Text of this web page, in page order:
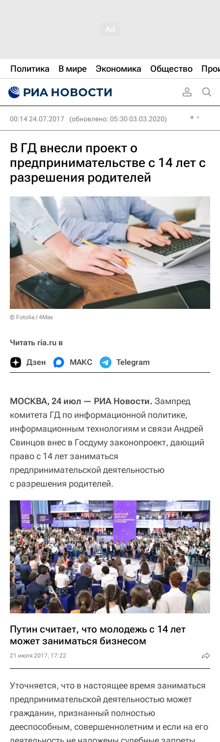
Политика В мире Экономика Общество
00:14 24.07.2017 (обновлено: 05:30 03.03.2020)
В ГД внесли проект о
предпринимательстве с 14 лет с
разрешения родителей
© Fotolia / 4Max
Читать ria.ru в
Дзен МАКС Telegram
МОСКВА, 24 июл — РИА Новости. Зампред
комитета ГД по информационной политике,
информационным технологиям и связи Андрей
Свинцов внес в Госдуму законопроект, дающий
право с 14 лет заниматься
предпринимательской деятельностью
с разрешения родителей.
Путин считает, что молодежь с 14 лет
может заниматься бизнесом
21 июля 2017, 17:22
Уточняется, что в настоящее время заниматься
предпринимательской деятельностью может
гражданин, признанный полностью
дееспособным, совершеннолетним и если на его